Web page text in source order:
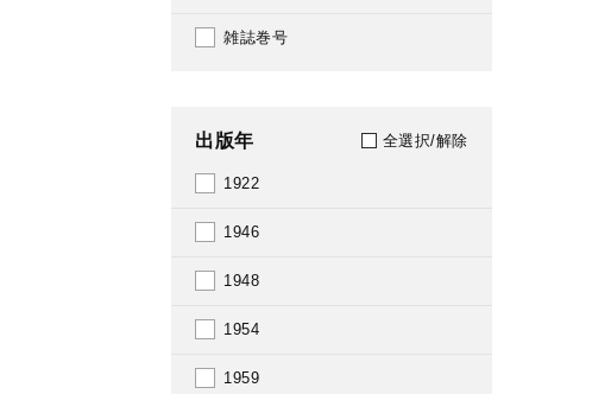
雑誌巻号
出版年 全選択/解除
1922
1946
1948
1954
1959